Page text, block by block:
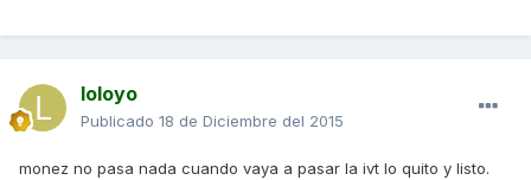
loloyo
Publicado 18 de Diciembre del 2015
monez no pasa nada cuando vaya a pasar la ivt lo quito y listo.